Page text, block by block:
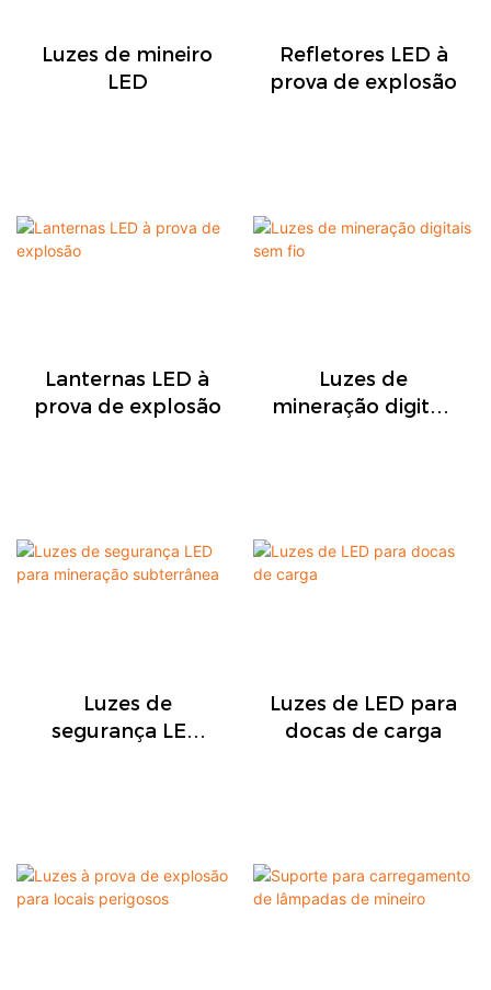
Luzes de mineiro
LED
Refletores LED à
prova de explosão
Lanternas LED à
prova de explosão
Luzes de
mineração digitais
Luzes de
segurança LED
Luzes de LED para
docas de carga